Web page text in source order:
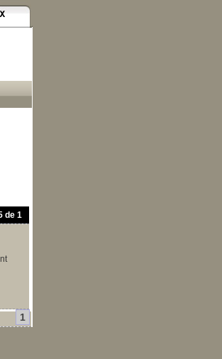
de 1
1